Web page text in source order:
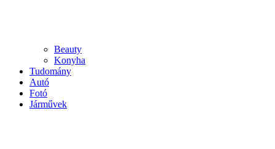
Beauty
Konyha
Tudomány
Autó
Fotó
Járművek